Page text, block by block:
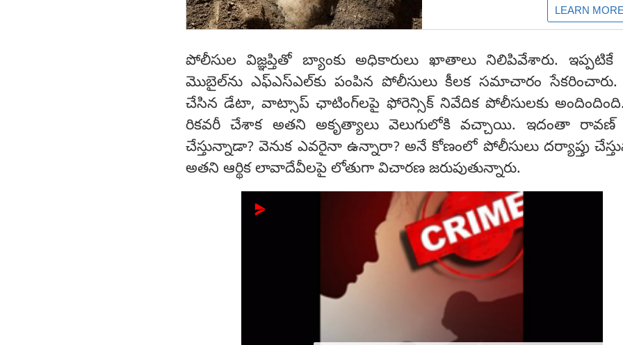
పోలీసుల విజ్ఞప్తితో బ్యాంకు అధికారులు ఖాతాలు నిలిపివేశారు.
మొబైల్‌ను ఎఫ్ఎస్‌ఎల్‌కు పంపిన పోలీసులు కీలక సమాచారం
చేసిన డేటా, వాట్సాప్‌ ఛాటింగ్‌లపై ఫోరెన్సిక్‌ నివేదిక పోలీసులకు
రికవరీ చేశాక అతని అకృత్యాలు వెలుగులోకి వచ్చాయి. ఇదంతా రావణ్‌
చేస్తున్నాడా? వెనుక ఎవరైనా ఉన్నారా? అనే కోణంలో పోలీసులు దర్యాప్తు
అతని ఆర్థిక లావాదేవీలపై లోతుగా విచారణ జరుపుతున్నారు.